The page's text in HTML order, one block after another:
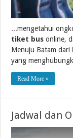
...mengetahui
tiket bus online,
Menuju Batam dari
yang
Read More »
Jadwal dan